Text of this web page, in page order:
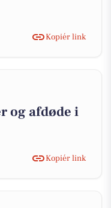
Kopiér link
og afdøde i
Kopiér link